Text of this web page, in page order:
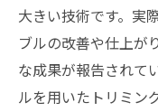
大きい技術です。実
ブルの改善や仕上が
な成果が報告されて
ルを用いたトリミン